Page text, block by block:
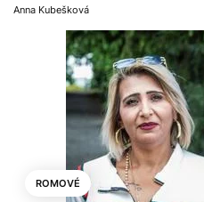
Anna Kubešková
ROMOVÉ